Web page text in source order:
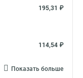
195,31 ₽
114,54 ₽
Показать больше